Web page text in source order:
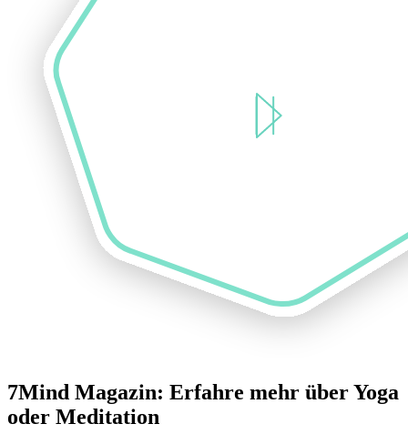
7Mind Magazin: Erfahre mehr über Yoga
oder Meditation